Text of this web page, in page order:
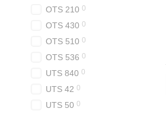
OTS 210 0
OTS 430 0
OTS 510 0
OTS 536 0
UTS 840 0
UTS 42 0
UTS 50 0